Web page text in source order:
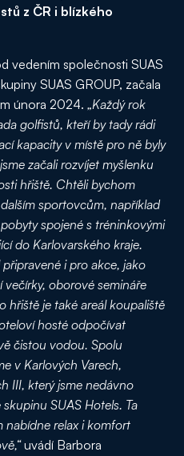
z ČR i blízkého
vedením společnosti SUAS
SUAS GROUP, začala
února 2024.„Každý rok
golfistů, kteří by tady rádi
kapacity v místě pro ně byly
začali rozvíjet myšlenku
hřiště. Chtěli bychom
sportovcům, například
spojené s tréninkovými
do Karlovarského kraje.
i pro akce, jako
oborové semináře
hřiště je také areál koupaliště
hosté odpočívat
čistou vodou. Spolu
v Karlových Varech,
III, který jsme nedávno
SUAS Hotels. Ta
nabídne relax i komfort
uvádí Barbora